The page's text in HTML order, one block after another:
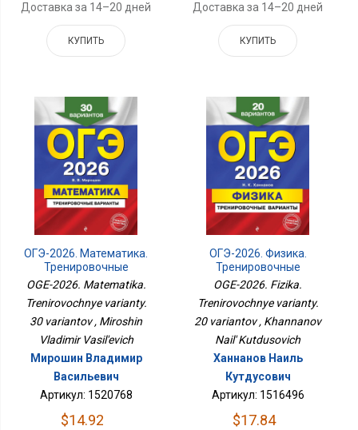
Доставка за 14–20 дней
КУПИТЬ
Доставка за 14–20 дней
КУПИТЬ
ОГЭ-2026. Математика.
Тренировочные
Варианты. 30 Вариантов
OGE-2026. Matematika.
Trenirovochnye varianty.
30 variantov , Miroshin
Vladimir Vasil'evich
Мирошин Владимир
Васильевич
Артикул: 1520768
$14.92
ОГЭ-2026. Физика.
Тренировочные
Варианты. 20 Вариантов
OGE-2026. Fizika.
Trenirovochnye varianty.
20 variantov , Khannanov
Nail' Kutdusovich
Ханнанов Наиль
Кутдусович
Артикул: 1516496
$17.84